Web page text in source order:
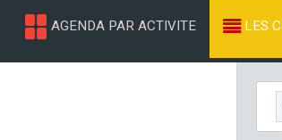
AGENDA PAR ACTIVITE LES